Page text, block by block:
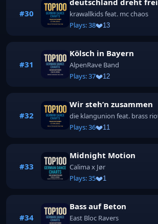
#30
deutschland dreht frei
krawallkids feat. mc chaos
Plays: 38
13
#31
Kölsch in Bayern
AlpenRave Band
Plays: 37
12
#32
Wir steh’n zusammen
Plays: 36
11
#33
Midnight Motion
Calima x Jør
Plays: 35
1
#34
Bass auf Beton
East Bloc Ravers